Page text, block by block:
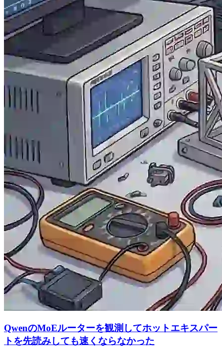
QwenのMoEルーターを観測してホットエキスパー
トを先読みしても速くならなかった